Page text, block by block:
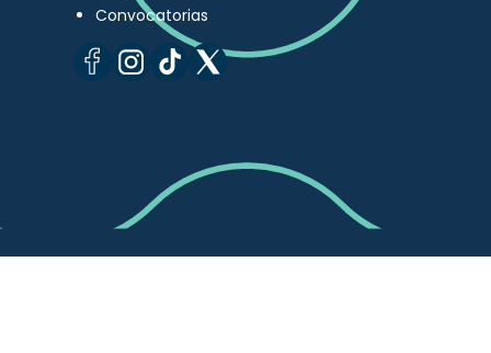
Convocatorias